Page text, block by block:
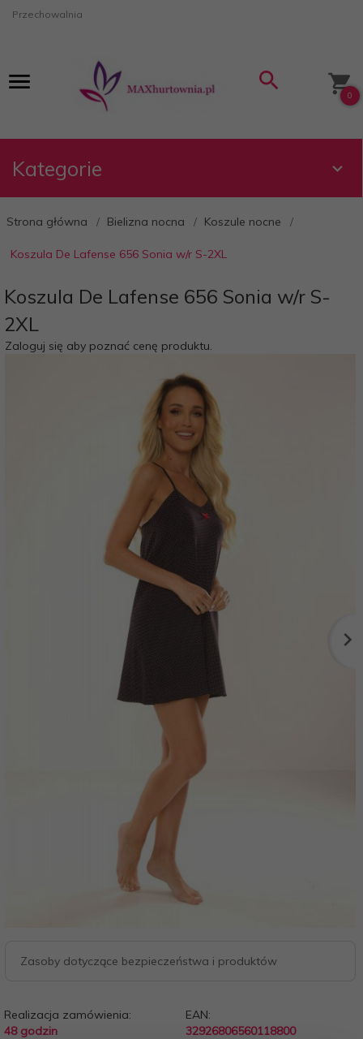
Przechowalnia
0
Kategorie
Strona główna Bielizna nocna Koszule nocne
Koszula De Lafense 656 Sonia w/r S-2XL
Koszula De Lafense 656 Sonia w/r S-
2XL
Zaloguj się aby poznać cenę produktu.
Zasoby dotyczące bezpieczeństwa i produktów
Realizacja zamówienia:
48 godzin
EAN:
32926806560118800